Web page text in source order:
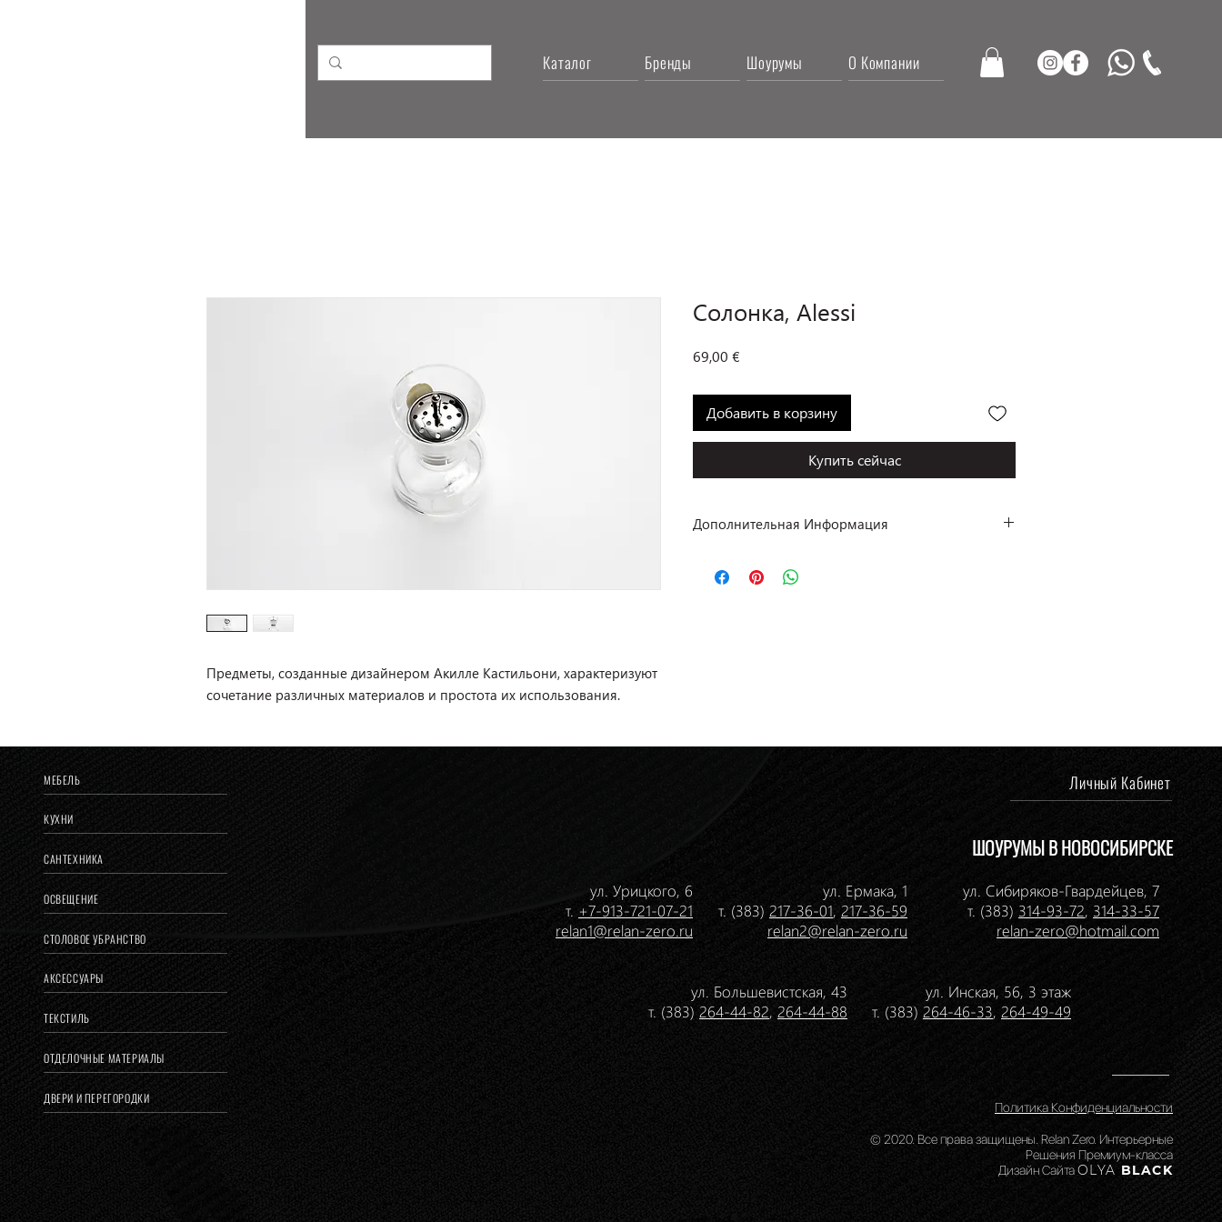
Каталог Бренды Шоурумы О Компании
Предметы, созданные дизайнером Акилле Кастильони, характеризуют
сочетание различных материалов и простота их использования.
Солонка, Alessi
69,00 €
Добавить в корзину
Купить сейчас
Дополнительная Информация
Коллекция: Achille Castiglioni
МЕБЕЛЬ
КУХНИ
САНТЕХНИКА
ОСВЕЩЕНИЕ
СТОЛОВОЕ УБРАНСТВО
АКСЕССУАРЫ
ТЕКСТИЛЬ
ОТДЕЛОЧНЫЕ МАТЕРИАЛЫ
ДВЕРИ И ПЕРЕГОРОДКИ
Личный Кабинет
ШОУРУМЫ В НОВОСИБИРСКЕ
ул. Урицкого, 6
т. +7-913-721-07-21
relan1@relan-zero.ru
ул. Ермака, 1
т. (383) 217-36-01, 217-36-59
relan2@relan-zero.ru
ул. Сибиряков-Гвардейцев, 7
т. (383) 314-93-72, 314-33-57
relan-zero@hotmail.com
ул. Большевистская, 43
т. (383) 264-44-82, 264-44-88
ул. Инская, 56, 3 этаж
т. (383) 264-46-33, 264-49-49
Политика Конфиденциальности
© 2020. Все права защищены. Relan Zero. Интерьерные
Решения Премиум-класса
Дизайн СайтаOLYA BLACK